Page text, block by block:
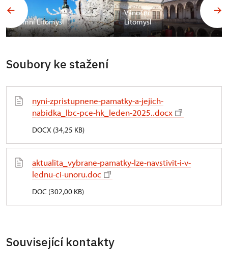
Zimní Litomyšl
Vánoční
Litomyšl
Soubory ke stažení
nyni-zpristupnene-pamatky-a-jejich-
nabidka_lbc-pce-hk_leden-2025..docx
DOCX (34,25 KB)
aktualita_vybrane-pamatky-lze-navstivit-i-v-
lednu-ci-unoru.doc
DOC (302,00 KB)
Související kontakty